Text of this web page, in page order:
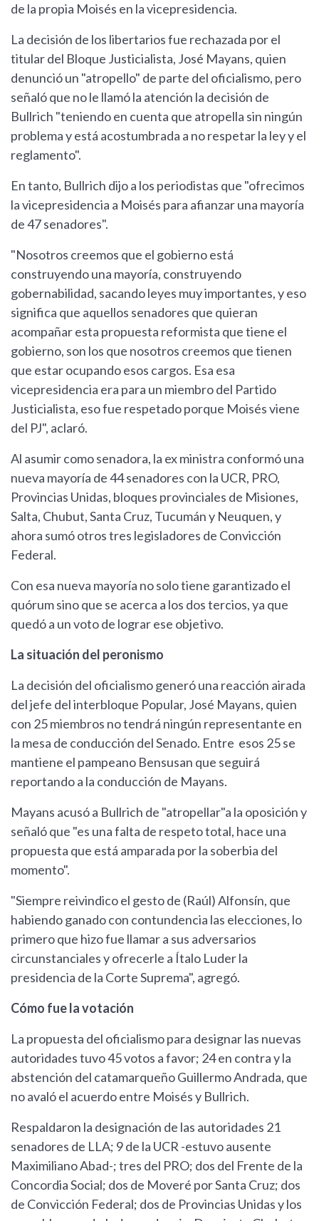
de la propia Moisés en la vicepresidencia.
La decisión de los libertarios fue rechazada por el
titular del Bloque Justicialista, José Mayans, quien
denunció un "atropello" de parte del oficialismo, pero
señaló que no le llamó la atención la decisión de
Bullrich "teniendo en cuenta que atropella sin ningún
problema y está acostumbrada a no respetar la ley y el
reglamento".
En tanto, Bullrich dijo a los periodistas que "ofrecimos
la vicepresidencia a Moisés para afianzar una mayoría
de 47 senadores".
"Nosotros creemos que el gobierno está
construyendo una mayoría, construyendo
gobernabilidad, sacando leyes muy importantes, y eso
significa que aquellos senadores que quieran
acompañar esta propuesta reformista que tiene el
gobierno, son los que nosotros creemos que tienen
que estar ocupando esos cargos. Esa esa
vicepresidencia era para un miembro del Partido
Justicialista, eso fue respetado porque Moisés viene
del PJ", aclaró.
Al asumir como senadora, la ex ministra conformó una
nueva mayoría de 44 senadores con la UCR, PRO,
Provincias Unidas, bloques provinciales de Misiones,
Salta, Chubut, Santa Cruz, Tucumán y Neuquen, y
ahora sumó otros tres legisladores de Convicción
Federal.
Con esa nueva mayoría no solo tiene garantizado el
quórum sino que se acerca a los dos tercios, ya que
quedó a un voto de lograr ese objetivo.
La situación del peronismo
La decisión del oficialismo generó una reacción airada
del jefe del interbloque Popular, José Mayans, quien
con 25 miembros no tendrá ningún representante en
la mesa de conducción del Senado. Entre esos 25 se
mantiene el pampeano Bensusan que seguirá
reportando a la conducción de Mayans.
Mayans acusó a Bullrich de "atropellar"a la oposición y
señaló que "es una falta de respeto total, hace una
propuesta que está amparada por la soberbia del
momento".
"Siempre reivindico el gesto de (Raúl) Alfonsín, que
habiendo ganado con contundencia las elecciones, lo
primero que hizo fue llamar a sus adversarios
circunstanciales y ofrecerle a Ítalo Luder la
presidencia de la Corte Suprema", agregó.
Cómo fue la votación
La propuesta del oficialismo para designar las nuevas
autoridades tuvo 45 votos a favor; 24 en contra y la
abstención del catamarqueño Guillermo Andrada, que
no avaló el acuerdo entre Moisés y Bullrich.
Respaldaron la designación de las autoridades 21
senadores de LLA; 9 de la UCR -estuvo ausente
Maximiliano Abad-; tres del PRO; dos del Frente de la
Concordia Social; dos de Moveré por Santa Cruz; dos
de Convicción Federal; dos de Provincias Unidas y los